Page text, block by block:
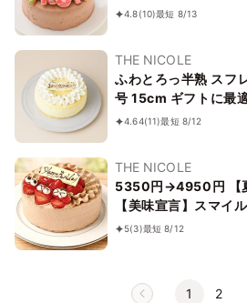
セットです）
4.8(10)最短 8/13
THE NICOLE
ふわとろっ半熟 スフ
号 15cm ギフトに最
4.64(11)最短 8/12
THE NICOLE
5350円→4950円 【夏季限定価格】
【美味宣言】スマイル 北海道特選純
チョコ 苺ショートケーキ 4号
5(3)最短 8/12
1 2